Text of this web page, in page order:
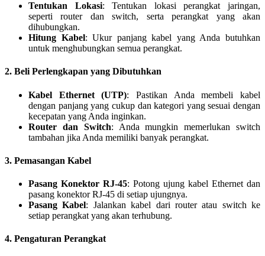
Tentukan Lokasi: Tentukan lokasi perangkat jaringan,
seperti router dan switch, serta perangkat yang akan
dihubungkan.
Hitung Kabel: Ukur panjang kabel yang Anda butuhkan
untuk menghubungkan semua perangkat.
2. Beli Perlengkapan yang Dibutuhkan
Kabel Ethernet (UTP): Pastikan Anda membeli kabel
dengan panjang yang cukup dan kategori yang sesuai dengan
kecepatan yang Anda inginkan.
Router dan Switch: Anda mungkin memerlukan switch
tambahan jika Anda memiliki banyak perangkat.
3. Pemasangan Kabel
Pasang Konektor RJ-45: Potong ujung kabel Ethernet dan
pasang konektor RJ-45 di setiap ujungnya.
Pasang Kabel: Jalankan kabel dari router atau switch ke
setiap perangkat yang akan terhubung.
4. Pengaturan Perangkat